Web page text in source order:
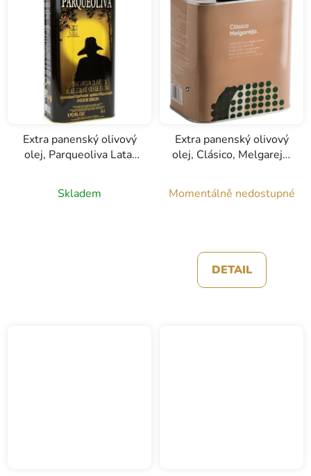
Extra panenský olivový
olej, Parqueoliva Lata,
Subbetica, 5l
Skladem
Extra panenský olivový
olej, Clásico, Melgarejo,
Momentálně nedostupné
DETAIL